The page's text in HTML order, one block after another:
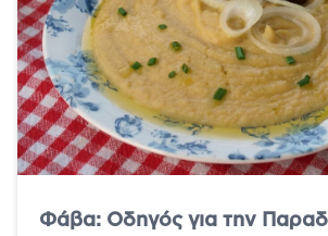
Φάβα: Οδηγός για την